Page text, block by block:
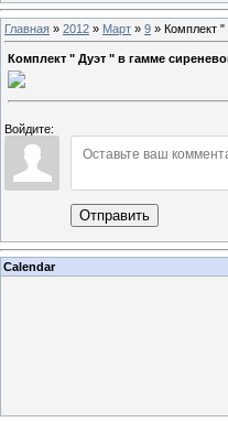
Главная » 2012 » Март » 9 » Комплект "
Комплект " Дуэт " в гамме
Войдите:
Отправить
Calendar